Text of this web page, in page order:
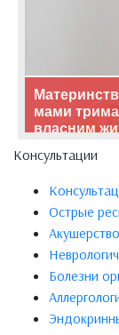
мами
власним
Консультации
Острые
Болезни